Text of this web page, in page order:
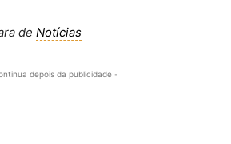
de Notícias
depois da publicidade -